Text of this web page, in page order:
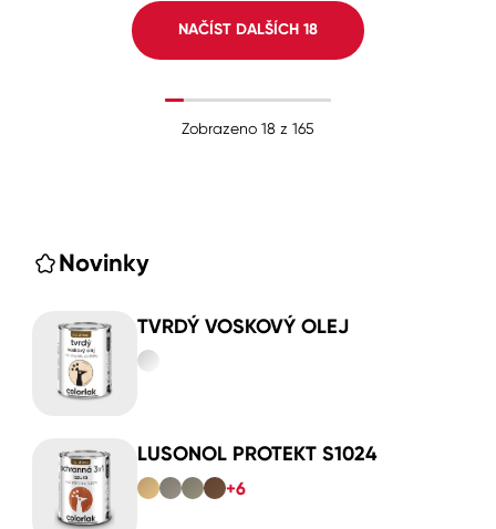
NAČÍST DALŠÍCH 18
Zobrazeno 18 z 165
Novinky
TVRDÝ VOSKOVÝ OLEJ
LUSONOL PROTEKT S1024
+6